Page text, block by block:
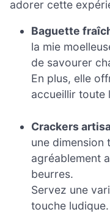
adorer cette
Baguette
la mie
de savourer
En plus, elle
accueillir toute
Crackers
une dimension
agréablement
beurres.
Servez une
touche ludique.